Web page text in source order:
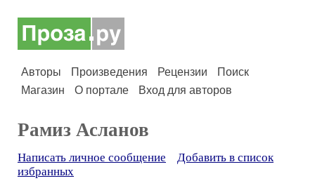
Авторы Произведения Рецензии
Поиск
Магазин
О портале Вход для авторов
Рамиз Асланов
Написать личное сообщение
Добавить в список
избранных